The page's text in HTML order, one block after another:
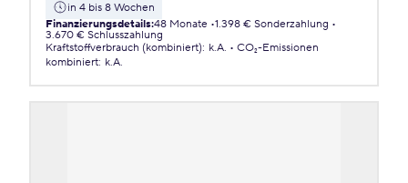
in 4 bis 8 Wochen
Finanzierungsdetails:48 Monate 1.398 € Sonderzahlung
3.670 € Schlusszahlung
Kraftstoffverbrauch (kombiniert): k.A.
CO₂-Emissionen
kombiniert: k.A.